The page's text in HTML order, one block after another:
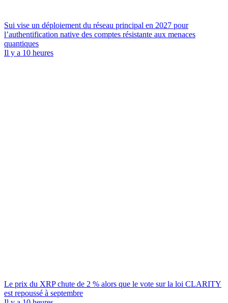
Sui vise un déploiement du réseau principal en 2027 pour
l’authentification native des comptes résistante aux menaces
quantiques
Il y a 10 heures
Le prix du XRP chute de 2 % alors que le vote sur la loi CLARITY
est repoussé à septembre